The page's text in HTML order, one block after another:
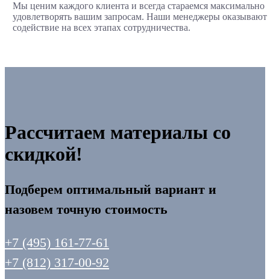
Мы ценим каждого клиента и всегда стараемся максимально
удовлетворять вашим запросам. Наши менеджеры оказывают
содействие на всех этапах сотрудничества.
Рассчитаем материалы со
скидкой!
Подберем оптимальный вариант и
назовем точную стоимость
+7 (495) 161-77-61
+7 (812) 317-00-92